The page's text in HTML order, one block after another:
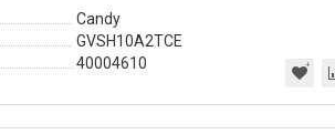
Candy
GVSH10A2TCE
40004610